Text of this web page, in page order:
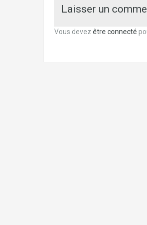
Laisser un
Vous devez être connecté